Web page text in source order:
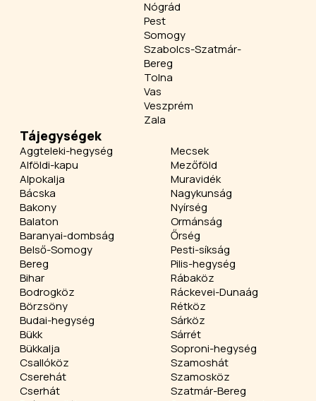
Nógrád
Pest
Somogy
Szabolcs-Szatmár-
Bereg
Tolna
Vas
Veszprém
Zala
Tájegységek
Aggteleki-hegység
Alföldi-kapu
Alpokalja
Bácska
Bakony
Balaton
Baranyai-dombság
Belső-Somogy
Bereg
Bihar
Bodrogköz
Börzsöny
Budai-hegység
Bükk
Bükkalja
Csallóköz
Cserehát
Cserhát
Mecsek
Mezőföld
Muravidék
Nagykunság
Nyírség
Ormánság
Őrség
Pesti-síkság
Pilis-hegység
Rábaköz
Ráckevei-Dunaág
Rétköz
Sárköz
Sárrét
Soproni-hegység
Szamoshát
Szamosköz
Szatmár-Bereg